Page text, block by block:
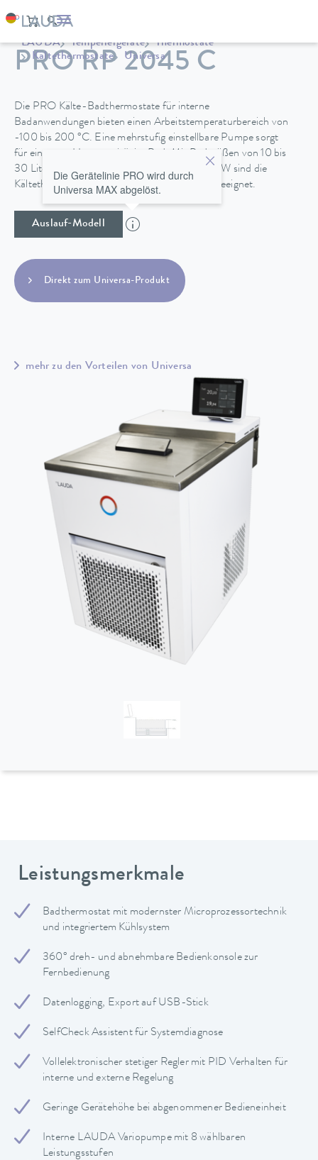
LAUDA Temperiergeräte
Thermostate
Kältethermostate
Universa
PRO RP 2045 C
Die PRO Kälte-Badthermostate für interne
Badanwendungen bieten einen Arbeitstemperaturbereich von
-100 bis 200 °C. Eine mehrstufig einstellbare Pumpe sorgt
für eine gute Homogenität im Bad. Mit Badgrößen von 10 bis
30 Litern und Kälteleistungen von 0,4 bis 1,5 kW sind die
Kältethermostat für vielfältige Anwendungen geeignet.
Auslauf-Modell
Die Gerätelinie PRO wird durch
Universa MAX abgelöst.
Direkt zum Universa-Produkt
mehr zu den Vorteilen von Universa
Leistungsmerkmale
Badthermostat mit modernster Microprozessortechnik
und integriertem Kühlsystem
360° dreh- und abnehmbare Bedienkonsole zur
Fernbedienung
Datenlogging, Export auf USB-Stick
SelfCheck Assistent für Systemdiagnose
Vollelektronischer stetiger Regler mit PID Verhalten für
interne und externe Regelung
Geringe Gerätehöhe bei abgenommener Bedieneinheit
Interne LAUDA Variopumpe mit 8 wählbaren
Leistungsstufen